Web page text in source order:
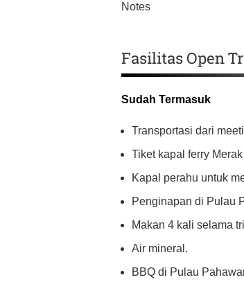
Notes
Fasilitas Open
Sudah Termasuk
Transportasi dari
Tiket kapal ferry
Kapal perahu untuk
Penginapan di Pulau
Makan 4 kali selama
Air mineral.
BBQ di Pulau